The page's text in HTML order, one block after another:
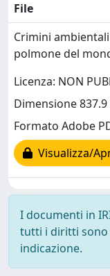
File
Crimini
polmone del
Licenza: NON
Dimensione 837.9
Formato Adobe
Visualizza/
I documenti in
tutti i diritti sono
indicazione.